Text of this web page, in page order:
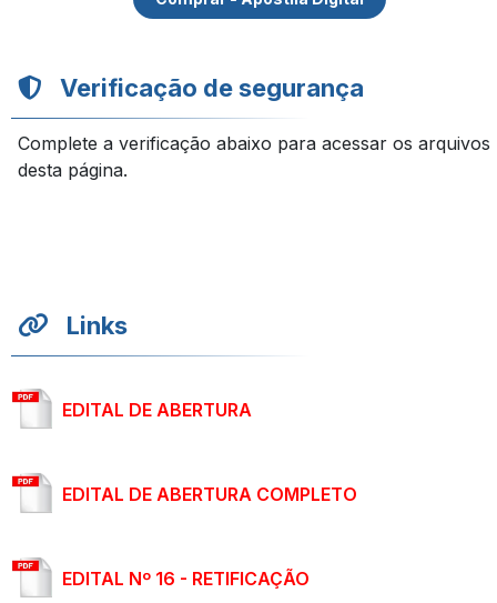
Verificação de segurança
Complete a verificação abaixo para acessar os arquivos
desta página.
Links
EDITAL DE ABERTURA
EDITAL DE ABERTURA COMPLETO
EDITAL Nº 16 - RETIFICAÇÃO